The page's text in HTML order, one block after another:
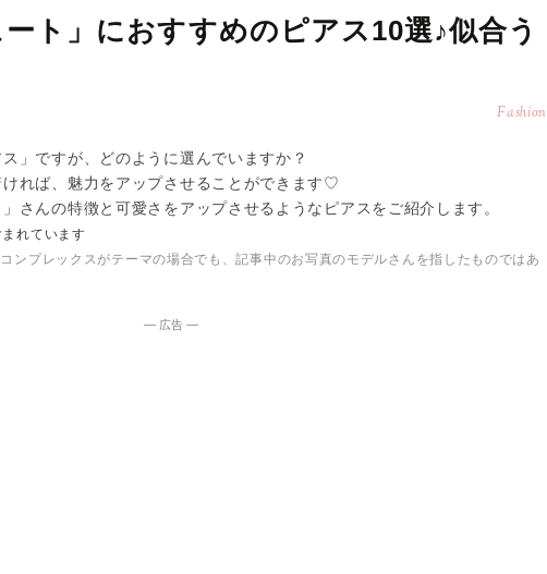
ト」におすすめのピアス10選♪似合う
Fashion
」ですが、どのように選んでいますか？
れば、魅力をアップさせることができます♡
さんの特徴と可愛さをアップさせるようなピアスをご紹介します。
れています
ンプレックスがテーマの場合でも、記事中のお写真のモデルさんを指したものではあ
― 広告 ―